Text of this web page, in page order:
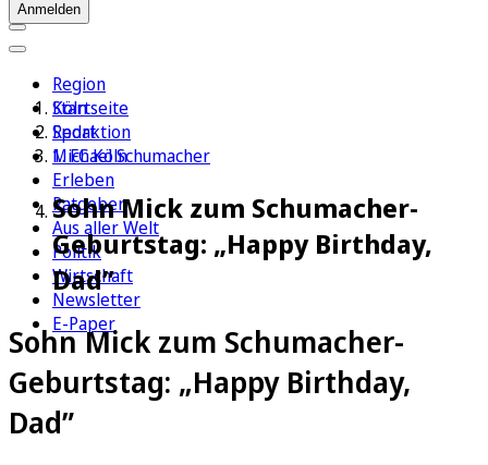
Anmelden
Region
Köln
Sport
1. FC Köln
Erleben
Ratgeber
Aus aller Welt
Politik
Wirtschaft
Newsletter
E-Paper
Startseite
Redaktion
Michael Schumacher
Sohn Mick zum Schumacher-
Geburtstag: „Happy Birthday,
Dad”
Sohn Mick zum Schumacher-
Geburtstag: „Happy Birthday,
Dad”